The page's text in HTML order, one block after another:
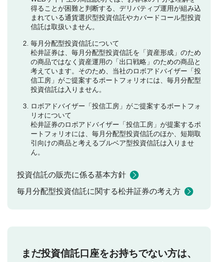
得ることが困難と判断する、デリバティブ運用が組み込
まれている通貨選択型投資信託やカバードコール型投資
信託は取扱いません。
毎月分配型投資信託について
松井証券は、毎月分配型投資信託を「資産形成」のため
の商品ではなく資産運用の「出口戦略」のための商品と
考えています。そのため、当社のロボアドバイザー「投
信工房」がご提案するポートフォリオには、毎月分配型
投資信託は入りません。
ロボアドバイザー「投信工房」がご提案するポートフォ
リオについて
松井証券のロボアドバイザー「投信工房」が提案するポ
ートフォリオには、毎月分配型投資信託のほか、短期取
引向けの商品と考えるブルベア型投資信託は入りませ
ん。
投資信託の販売に係る基本方針
毎月分配型投資信託に関する松井証券の考え方
まだ投資信託口座をお持ちでない方は、